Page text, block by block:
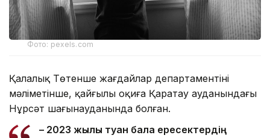
Фото: pexels.com
Қалалық Төтенше жағдайлар департаментінің
мәліметінше, қайғылы оқиға Қаратау ауданындағы
Нұрсәт шағынауданында болған.
– 2023 жылы туған бала ересектердің